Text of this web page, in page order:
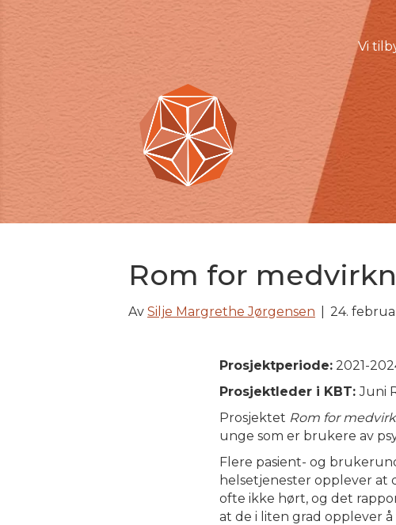
Vi
Rom for
Av Silje Margrethe Jørgensen 24.
Prosjektperiode:2021-
Prosjektleder i KBT:Juni
Prosjektet Rom for
unge som er brukere av
Flere pasient- og
helsetjenester opplever at
ofte ikke hørt, og det
at de i liten grad opplever